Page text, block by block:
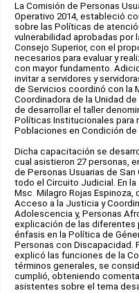
La Comisión de Personas
Operativo 2014, estableció
sobre las Políticas de
vulnerabilidad aprobadas por
Consejo Superior, con el
necesarios para evaluar y
con mayor fundamento.
invitar a servidores y
de Servicios coordinó con la
Coordinadora de la Unidad
de desarrollar el taller
Políticas Institucionales para
Poblaciones en Condición de
Dicha capacitación se
cual asistieron 27 personas,
de Personas Usuarias de
todo el Circuito Judicial. En
Msc. Milagro Rojas
Acceso a la Justicia y
Adolescencia y, Personas
explicación de las
énfasis en la Política de
Personas con Discapacidad.
explicó las funciones de la
términos generales, se
cumplió, obteniendo
asistentes sobre el tema